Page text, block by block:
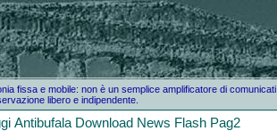
fissa e mobile: non è un semplice amplificatore di comunicati
libero e indipendente.
Antibufala Download News Flash Pag2